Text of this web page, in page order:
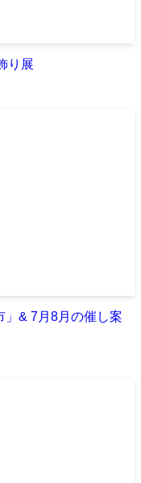
り展
」& 7月8月の催し案